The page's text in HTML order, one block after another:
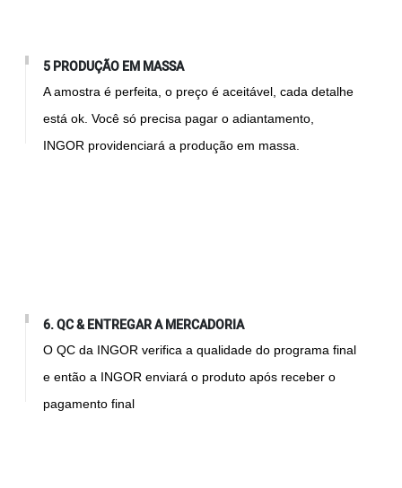
5 PRODUÇÃO EM MASSA
A amostra é perfeita, o preço é aceitável, cada detalhe
está ok. Você só precisa pagar o adiantamento,
INGOR providenciará a produção em massa.
6. QC & ENTREGAR A MERCADORIA
O QC da INGOR verifica a qualidade do programa final
e então a INGOR enviará o produto após receber o
pagamento final